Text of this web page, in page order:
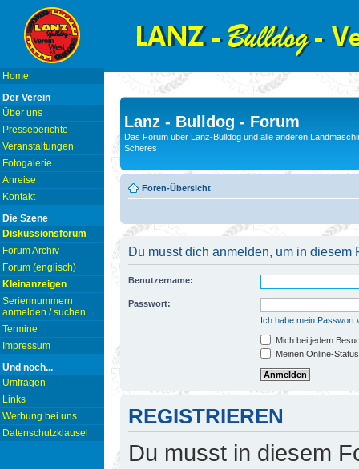
Home
Der Verein
Über uns
Presseberichte
Veranstaltungen
Fotogalerie
Anreise
Kontakt
Die Szene
Diskussionsforum
Forum Archiv
Forum (englisch)
Kleinanzeigen
Seriennummern
anmelden / suchen
Termine
Impressum
Und noch...
Umfragen
Links
Werbung bei uns
Datenschutzklausel
Lanz - Bulldog - Forum
Das Forum über Lanz-Bulldog und alle anderen
Scheres
Foren-Übersicht
Du musst dich anmelden, um in diesem
Benutzername:
Passwort:
Ich habe mein Passwort
Mich bei jedem
Meinen Online-
REGISTRIEREN
Du musst in diesem